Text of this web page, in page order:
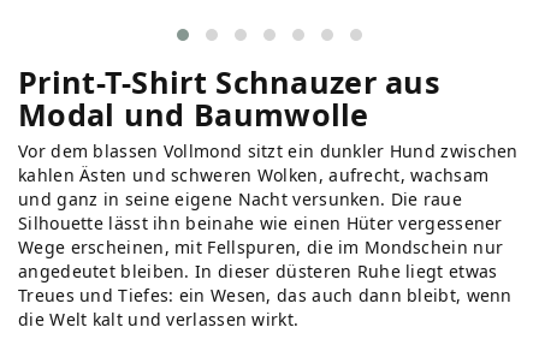
Print-T-Shirt Schnauzer aus
Modal und Baumwolle
Vor dem blassen Vollmond sitzt ein dunkler Hund zwischen
kahlen Ästen und schweren Wolken, aufrecht, wachsam
und ganz in seine eigene Nacht versunken. Die raue
Silhouette lässt ihn beinahe wie einen Hüter vergessener
Wege erscheinen, mit Fellspuren, die im Mondschein nur
angedeutet bleiben. In dieser düsteren Ruhe liegt etwas
Treues und Tiefes: ein Wesen, das auch dann bleibt, wenn
die Welt kalt und verlassen wirkt.